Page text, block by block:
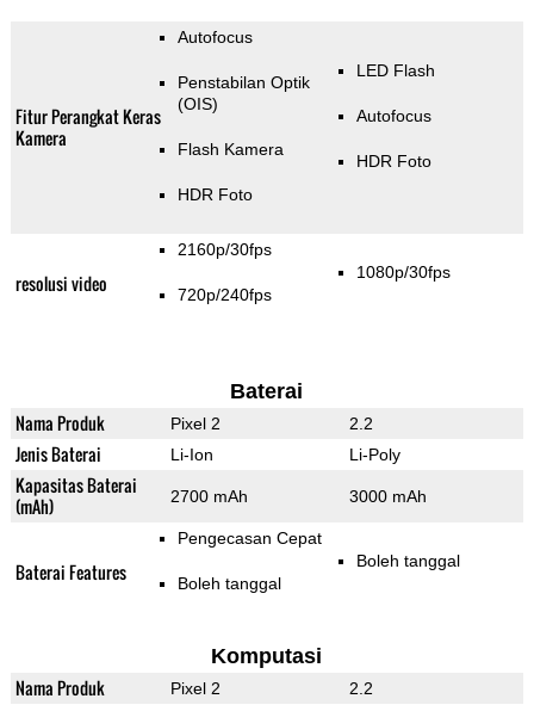
Fitur Perangkat Keras
Kamera
Autofocus
Penstabilan Optik
(OIS)
Flash Kamera
HDR Foto
LED Flash
Autofocus
HDR Foto
resolusi video
2160p/30fps
720p/240fps
1080p/30fps
Baterai
Nama Produk Pixel 2 2.2
Jenis Baterai Li-Ion Li-Poly
Kapasitas Baterai
(mAh)
2700 mAh 3000 mAh
Baterai Features
Pengecasan Cepat
Boleh tanggal
Boleh tanggal
Komputasi
Nama Produk Pixel 2 2.2